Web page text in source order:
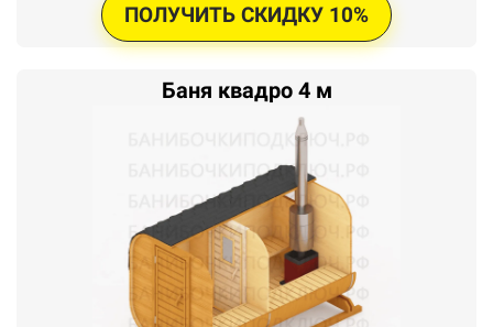
ПОЛУЧИТЬ СКИДКУ 10%
Баня квадро 4 м